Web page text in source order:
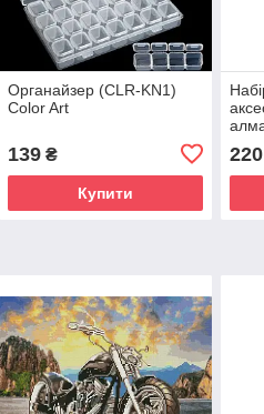
Органайзер (CLR-KN1)
Color Art
139₴
Купити
220